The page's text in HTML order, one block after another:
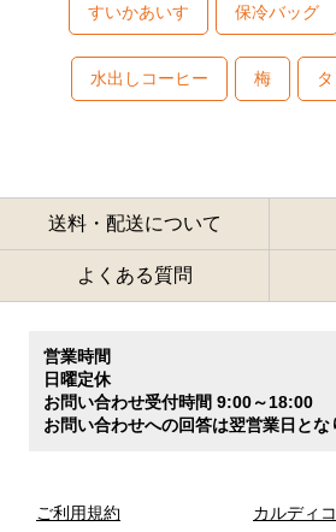
すいかあいす 保冷バッグ
水出しコーヒー 梅
送料・配送について
よくある質問
営業時間
日曜定休
お問い合わせ受付時間 9:00～18:00
お問い合わせへの回答は翌営業日とな
ご利用規約 カルディ